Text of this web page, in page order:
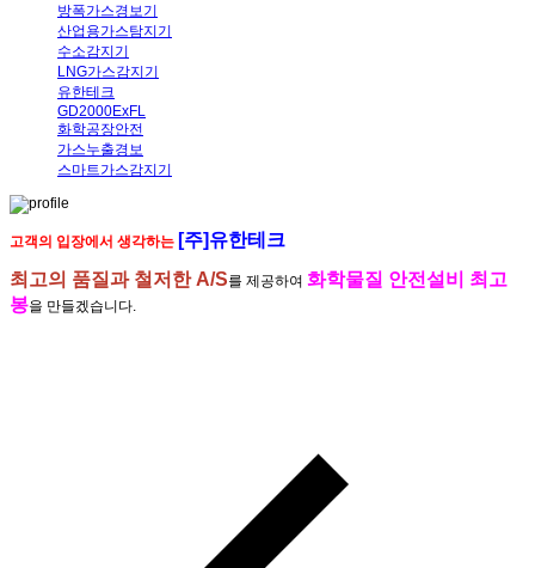
방폭가스경보기
산업용가스탐지기
수소감지기
LNG가스감지기
유한테크
GD2000ExFL
화학공장안전
가스누출경보
스마트가스감지기
고객의 입장에서 생각하는 [주]유한테크
최고의 품질과 철저한 A/S를 제공하여 화학물질 안전설비 최고
봉을 만들겠습니다.